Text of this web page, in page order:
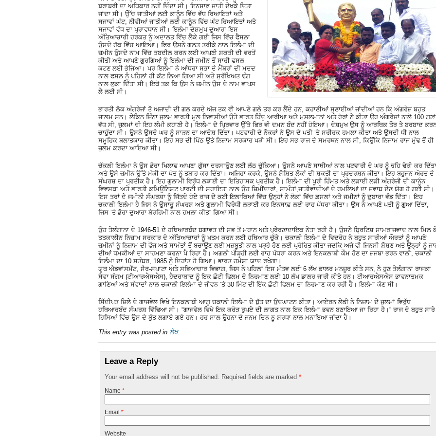
ਬਰਾਬਰੀ ਦਾ ਅਧਿਕਾਰ ਨਹੀਂ ਦਿੰਦਾ ਸੀ। ਇਨਸਾਫ ਜਾਤੀ ਦੇਖਕੇ ਦਿਤਾ
ਜਾਂਦਾ ਸੀ। ਉੱਚ ਜਾਤੀਆਂ ਲਈ ਕਾਨੂੰਨ ਵਿੱਚ ਵੱਧ ਰਿਆਇਤਾਂ ਅਤੇ
ਸਜਾਵਾਂ ਘੱਟ, ਨੀਵੀਆਂ ਜਾਤੀਆਂ ਲਈ ਕਾਨੂੰਨ ਵਿੱਚ ਘੱਟ ਰਿਆਇਤਾਂ ਅਤੇ
ਸਜਾਵਾਂ ਵੱਧ ਦਾ ਪ੍ਰਾਵਧਾਨ ਸੀ। ਇਲੰਮਾ ਦੇਸ਼ਮੁਖ ਦੁਆਰਾ ਇਸ
ਅੱਤਿਆਚਾਰੀ ਹਰਕਤ ਨੂੰ ਅਦਾਲਤ ਵਿੱਚ ਲੈਕੇ ਗਈ ਜਿਸ ਵਿੱਚ ਫੈਸਲਾ
ਉਸਦੇ ਹੱਕ ਵਿੱਚ ਆਇਆ। ਫਿਰ ਉਸਨੇ ਗਲਤ ਤਰੀਕੇ ਨਾਲ ਇਲੰਮਾ ਦੀ
ਜ਼ਮੀਨ ਉਸਦੇ ਨਾਮ ਵਿੱਚ ਤਬਦੀਲ ਕਰਨ ਲਈ ਆਪਣੀ ਸ਼ਕਤੀ ਦੀ ਵਰਤੋਂ
ਕੀਤੀ ਅਤੇ ਆਪਣੇ ਗੁਰਗਿਆਂ ਨੂੰ ਇਲੰਮਾ ਦੀ ਜਮੀਨ ਤੋਂ ਸਾਰੀ ਫਸਲ
ਕਟਣ ਲਈ ਭੇਜਿਆ। ਪਰ ਇਲੰਮਾ ਨੇ ਆਂਧਰਾ ਸਭਾ ਦੇ ਮੈਂਬਰਾਂ ਦੀ ਮਦਦ
ਨਾਲ ਫਸਲ ਨੂੰ ਪਹਿਲਾਂ ਹੀ ਕੱਟ ਲਿਆ ਗਿਆ ਸੀ ਅਤੇ ਸੁਰੱਖਿਅਤ ਢੰਗ
ਨਾਲ ਲੁਕਾ ਦਿੱਤਾ ਸੀ। ਇਥੋਂ ਤਕ ਕਿ ਉਸ ਨੇ ਜ਼ਮੀਨ ਉਸ ਦੇ ਨਾਮ ਵਾਪਸ
ਲੈ ਲਈ ਸੀ।
ਭਾਰਤੀ ਲੋਕ ਅੰਗਰੇਜਾਂ ਤੋ ਅਜਾਦੀ ਦੀ ਗਲ ਕਰਦੇ ਅੱਜ ਤਕ ਵੀ ਆਪਣੇ ਗਲੇ ਤਰ ਕਰ ਲੈਂਦੇ ਹਨ, ਕਹਾਣੀਆਂ ਸੁਣਾਈਆਂ ਜਾਂਦੀਆਂ ਹਨ ਕਿ ਅੰਗਰੇਜ਼ ਬਹੁਤ
ਜਾਲਮ ਸਨ। ਲੇਕਿਨ ਜਿੰਨਾ ਜੁਲਮ ਭਾਰਤੀ ਮੂਲ ਨਿਵਾਸੀਆਂ ਉਤੇ ਭਾਰਤ ਹਿੰਦੂ ਆਰੀਆ ਅਤੇ ਮੁਸਲਮਾਨਾਂ ਅਤੇ ਹੋਰਾਂ ਨੇ ਕੀਤਾ ਉਹ ਅੰਗਰੇਜਾਂ ਨਾਲੋ 100 ਗੁਣਾਂ
ਵੱਧ ਸੀ, ਜੁਲਮਾਂ ਦੀ ਇਹ ਲੰਮੀ ਕਹਾਣੀ ਹੈ। ਇਲੰਮਾ ਦੇ ਪ੍ਰਿਵਾਰ ਉੱਤੇ ਫਿਰ ਵੀ ਦਮਨ ਬੰਦ ਨਹੀਂ ਹੋਇਆ। ਦੇਸ਼ਮੁਖ ਉਸ ਨੂੰ ਆਰਥਿਕ ਤੌਰ ਤੇ ਬਰਬਾਦ
ਚਾਹੁੰਦਾ ਸੀ। ਉਸਨੇ ਉਸਦੇ ਘਰ ਨੂੰ ਸਾੜਨ ਦਾ ਆਦੇਸ਼ ਦਿੱਤਾ। ਪਟਵਾਰੀ ਦੇ ਨੌਕਰਾਂ ਨੇ ਉਸ ਦੇ ਪਤੀ ‘ਤੇ ਸਰੀਰਕ ਹਮਲਾ ਕੀਤਾ ਅਤੇ ਉਸਦੀ ਧੀ ਨਾਲ
ਸਮੂਹਿਕ ਬਲਾਤਕਾਰ ਕੀਤਾ। ਇਹ ਸਭ ਦੀ ਪਿੱਠ ਉਤੇ ਨਿਜ਼ਾਮ ਸਰਕਾਰ ਖੜੀ ਸੀ। ਇਹ ਸਭ ਰਾਜ ਦੇ ਸਮਰਥਨ ਨਾਲ ਸੀ, ਕਿਉਂਕਿ ਨਿਜਾਮ ਰਾਜ ਮੁੱਢ ਤੋਂ ਹੀ
ਜ਼ੁਲਮ ਕਰਦਾ ਆਇਆ ਸੀ।
ਚੱਕਲੀ ਇਲੰਮਾ ਨੇ ਉਸ ਡੋਰਾ ਖਿਲਾਫ ਆਪਣਾ ਗੁੱਸਾ ਦਰਸਾਉਣ ਲਈ ਲੱਠ ਚੁੱਕਿਆ। ਉਸਨੇ ਆਪਣੇ ਸਾਥੀਆਂ ਨਾਲ ਪਟਵਾਰੀ ਦੇ ਘਰ ਨੂੰ ਢਹਿ ਢੇਰੀ ਕਰ ਦਿੱਤਾ
ਅਤੇ ਉਸੇ ਜ਼ਮੀਨ ਉੱਤੇ ਮੱਕੀ ਦਾ ਖੇਤ ਨੂੰ ਤਬਾਹ ਕਰ ਦਿੱਤਾ। ਅਜਿਹਾ ਕਰਕੇ, ਉਸਨੇ ਸ਼ੋਸ਼ਿਤ ਲੋਕਾਂ ਦੀ ਸ਼ਕਤੀ ਦਾ ਪ੍ਰਦਰਸ਼ਨ ਕੀਤਾ। ਇਹ ਬਹੁਜਨ ਔਰਤ ਦੇ
ਸੰਘਰਸ਼ ਦਾ ਪ੍ਰਤੀਕ ਹੈ। ਇਹ ਗੁਲਾਮੀ ਵਿਰੁੱਧ ਲੜਾਈ ਦਾ ਇਤਿਹਾਸਕ ਪ੍ਰਤੀਕ ਹੈ। ਇਲੰਮਾ ਦੀ ਪੂਰੀ ਹਿੰਮਤ ਅਤੇ ਲੜਾਈ ਲੜੀ ਅੰਗਰੇਜੀ ਦੀ ਕਾਨੂੰਨ
ਵਿਵਸਥਾ ਅਤੇ ਭਾਰਤੀ ਕਮਿਊਨਿਸ਼ਟ ਪਾਰਟੀ ਦੀ ਸਹਾਇਤਾ ਨਾਲ ਉਹ ਜ਼ਿਮੀਂਦਾਰਾਂ, ਸਾਮੰਤਾਂ,ਜਾਤੀਵਾਦੀਆਂ ਦੇ ਹਮਲਿਆਂ ਦਾ ਜਵਾਬ ਦੇਣ ਯੋਗ ਹੋ ਗਈ ਸੀ।
ਇਸ ਤਰਾਂ ਦੇ ਜਮੀਨੀ ਸੰਘਰਸ਼ਾ ਨੂੰ ਜਿੱਤਦੇ ਹੋਏ ਰਾਜ ਦੇ ਕਈ ਇਲਾਕਿਆਂ ਵਿੱਚ ਉਨ੍ਹਾਂ ਨੇ ਲੋਕਾਂ ਵਿੱਚ ਫ਼ਸਲਾਂ ਅਤੇ ਜਮੀਨਾਂ ਨੂੰ ਦੁਬਾਰਾ ਵੰਡ ਦਿੱਤਾ। ਇਹ
ਚਕਾਲੀ ਇਲੰਮਾ ਹੈ ਜਿਸ ਨੇ ਉਸਾਰੂ ਸੰਘਰਸ਼ ਅਤੇ ਗੁਲਾਮੀ ਵਿਰੋਧੀ ਲੜਾਈ ਕਰ ਇਨਸਾਫ਼ ਲਈ ਰਾਹ ਪੱਧਰਾ ਕੀਤਾ। ਉਸ ਨੇ ਆਪਣੇ ਪਤੀ ਨੂੰ ਗੁਆ ਦਿੱਤਾ,
ਜਿਸ ‘ਤੇ ਡੋਰਾ ਦੁਆਰਾ ਬੇਰਹਿਮੀ ਨਾਲ ਹਮਲਾ ਕੀਤਾ ਗਿਆ ਸੀ।
ਉਹ ਤੇਲੰਗਾਨਾ ਦੇ 1946-51 ਦੇ ਹਥਿਆਰਬੰਦ ਬਗਾਵਤ ਦੀ ਸਭ ਤੋਂ ਮਹਾਨ ਅਤੇ ਪ੍ਰੇਰਣਾਦਾਇਕ ਨੇਤਾ ਰਹੀ ਹੈ। ਉਸਨੇ ਬ੍ਰਿਟਿਸ਼ ਸਾਮਰਾਜਵਾਦ ਨਾਲ ਮਿਲ
ਤਤਕਾਲੀਨ ਨਿਜ਼ਾਮ ਸਰਕਾਰ ਦੇ ਅੱਤਿਆਚਾਰਾਂ ਨੂੰ ਖਤਮ ਕਰਨ ਲਈ ਹਥਿਆਰ ਚੁੱਕੇ। ਚਕਾਲੀ ਇਲੰਮਾ ਦੇ ਵਿਦਰੋਹ ਨੇ ਬਹੁਤ ਸਾਰੀਆਂ ਔਰਤਾਂ ਨੂੰ ਆਪਣੇ
ਜ਼ਮੀਨਾਂ ਨੂੰ ਨਿਜ਼ਾਮ ਦੀ ਫੌਜ ਅਤੇ ਸਾਮੰਤਾਂ ਤੋਂ ਬਚਾਉਣ ਲਈ ਮਜ਼ਬੂਤੀ ਨਾਲ ​​ਖੜ੍ਹੇ ਹੋਣ ਲਈ ਪ੍ਰੇਰਿਤ ਕੀਤਾ ਜਦਕਿ ਅਜੇ ਵੀ ਜਿਨਸੀ ਸ਼ੋਸ਼ਣ ਅਤੇ ਉਨ੍ਹਾਂ ਨੂੰ
ਦੀਆਂ ਧਮਕੀਆਂ ਦਾ ਸਾਹਮਣਾ ਕਰਨਾ ਪੈ ਰਿਹਾ ਹੈ। ਅਗਲੀ ਪੀੜ੍ਹੀ ਲਈ ਰਾਹ ਪੱਧਰਾ ਕਰਨ ਅਤੇ ਇਨਕਲਾਬੀ ਕੌਮ ਹੋਣ ਦਾ ਜ਼ਜਬਾ ਭਰਨ ਵਾਲੀ, ਚਕਾਲੀ
ਇਲੰਮਾ ਦਾ 10 ਸਤੰਬਰ, 1985 ਨੂੰ ਦਿਹਾਂਤ ਹੋ ਗਿਆ। ਭਾਰਤ ਹਮੇਸ਼ਾ ਯਾਦ ਰਖੇਗਾ।
ਯੂਥ ਐਡਵਾਂਸਮੈਂਟ, ਸੈਰ-ਸਪਾਟਾ ਅਤੇ ਸਭਿਆਚਾਰ ਵਿਭਾਗ, ਜਿਸ ਨੇ ਪਹਿਲਾਂ ਇਸ ਮੰਤਵ ਲਈ 6 ਲੱਖ ਡਾਲਰ ਮਨਜ਼ੂਰ ਕੀਤੇ ਸਨ, ਨੇ ਹੁਣ ਤੇਲੰਗਾਨਾ ਰਾਜਕਾ
ਸੇਵਾ ਸੰਗਮ (ਟੀਆਰਐਸਐਸ), ਹੈਦਰਾਬਾਦ ਨੂੰ ਇਕ ਛੋਟੀ ਫਿਲਮ ਦੇ ਨਿਰਮਾਣ ਲਈ 10 ਲੱਖ ਡਾਲਰ ਜਾਰੀ ਕੀਤੇ ਹਨ। ਟੀਆਰਐਸਐਸ ਭਾਵਨਾਤਮਕ
ਗਾਣਿਆਂ ਅਤੇ ਸੰਵਾਦਾਂ ਨਾਲ ਚਕਾਲੀ ਇਲੰਮਾ ਦੇ ਜੀਵਨ ‘ਤੇ 30 ਮਿੰਟ ਦੀ ਇੱਕ ਛੋਟੀ ਫਿਲਮ ਦਾ ਨਿਰਮਾਣ ਕਰ ਰਹੀ ਹੈ। ਇਲੰਮਾ ਕੌਣ ਸੀ।
ਸਿੱਦੀਪਤ ਜ਼ਿਲੇ ਦੇ ਗਾਜਵੇਲ ਵਿਖੇ ਇਨਕਲਾਬੀ ਆਗੂ ਚਕਾਲੀ ਇਲੰਮਾ ਦੇ ਬੁੱਤ ਦਾ ਉਦਘਾਟਨ ਕੀਤਾ। ਆਏਰਨ ਲੇਡੀ ਨੇ ਨਿਜ਼ਾਮ ਦੇ ਜੁਲਮਾਂ ਵਿਰੁੱਧ
ਹਥਿਆਰਬੰਦ ਸੰਘਰਸ਼ ਵਿੱਢਿਆ ਸੀ। “ਗਾਜਵੇਲ ਵਿਖੇ ਇਕ ਕਰੋੜ ਰੁਪਏ ਦੀ ਲਾਗਤ ਨਾਲ ਇਕ ਇਲੰਮਾ ਭਵਨ ਬਣਾਇਆ ਜਾ ਰਿਹਾ ਹੈ।” ਰਾਜ ਦੇ ਬਹੁਤ ਸਾਰੇ
ਹਿਸਿਆਂ ਵਿੱਚ ਉਸ ਦੇ ਬੁੱਤ ਲਗਾਏ ਗਏ ਹਨ। ਹਰ ਸਾਲ ਉਹਨਾ ਦੇ ਜਨਮ ਦਿਨ ਨੂ ਸ਼ਰਧਾ ਨਾਲ ਮਨਾਇਆ ਜਾਂਦਾ ਹੈ।
This entry was posted in ਲੇਖ.
Leave a Reply
Your email address will not be published. Required fields are marked *
Name *
Email *
Website